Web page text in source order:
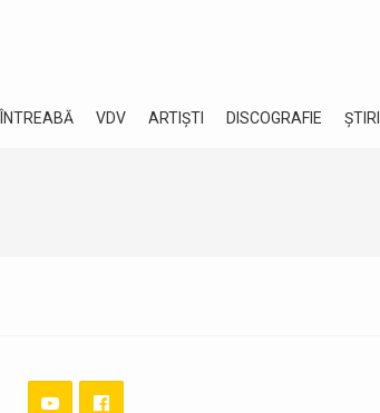
ÎNTREABĂ VDV ARTIȘTI DISCOGRAFIE ȘTIRI